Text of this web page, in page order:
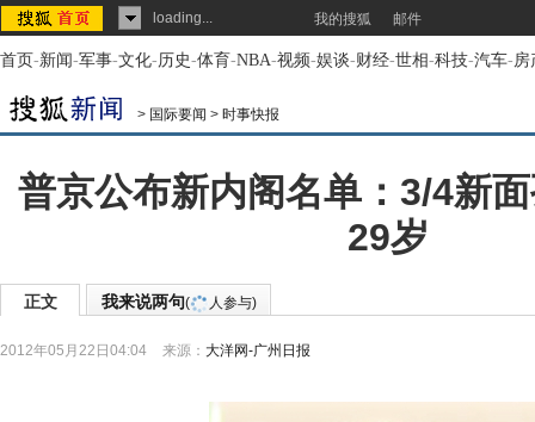
loading... 我的搜狐 邮件
首页-新闻-军事-文化-历史-体育-NBA-视频-娱谈-财经-世相-科技-汽车-房
> 国际要闻 > 时事快报
普京公布新内阁名单：3/4新
29岁
正文 我来说两句( 人参与)
2012年05月22日04:04 来源： 大洋网-广州日报